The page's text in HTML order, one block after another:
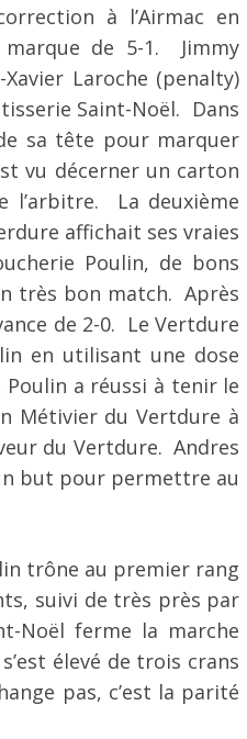
à l’Airmac en
de 5-1. Jimmy
Laroche (penalty)
Saint-Noël. Dans
sa tête pour marquer
vu décerner un carton
l’arbitre. La deuxième
affichait ses vraies
Poulin, de bons
très bon match. Après
de 2-0. Le Vertdure
en utilisant une dose
a réussi à tenir le
Métivier du Vertdure à
du Vertdure. Andres
but pour permettre au
trône au premier rang
suivi de très près par
Noël ferme la marche
élevé de trois crans
pas, c’est la parité